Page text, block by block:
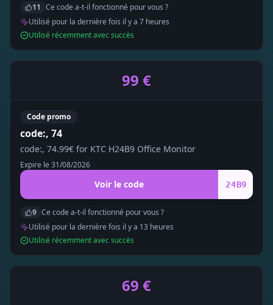
11 Ce code a-t-il fonctionné pour vous ?
Utilisé pour la dernière fois il y a 7 heures
Utilisé récemment avec succès
99 €
Code promo
code:, 74
code:, 74.99€ for KTC H24B9 Office Monitor
Expire le 31/08/2026
Voir le code 24B9
9 Ce code a-t-il fonctionné pour vous ?
Utilisé pour la dernière fois il y a 13 heures
Utilisé récemment avec succès
69 €